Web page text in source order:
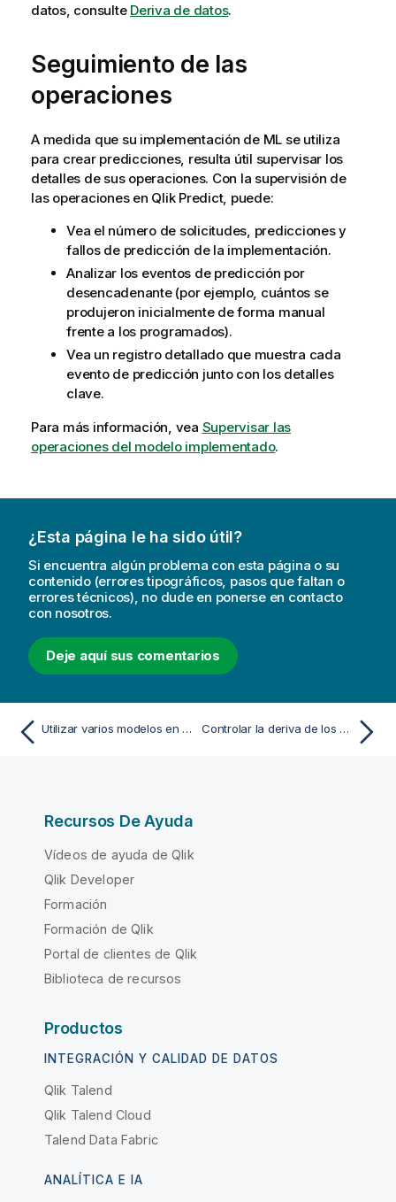
datos, consulte Deriva de datos.
Seguimiento de las
operaciones
A medida que su implementación de ML se utiliza
para crear predicciones, resulta útil supervisar los
detalles de sus operaciones. Con la supervisión de
las operaciones en Qlik Predict, puede:
Vea el número de solicitudes, predicciones y
fallos de predicción de la implementación.
Analizar los eventos de predicción por
desencadenante (por ejemplo, cuántos se
produjeron inicialmente de forma manual
frente a los programados).
Vea un registro detallado que muestra cada
evento de predicción junto con los detalles
clave.
Para más información, vea Supervisar las
operaciones del modelo implementado.
¿Esta página le ha sido útil?
Si encuentra algún problema con esta página o su
contenido (errores tipográficos, pasos que faltan o
errores técnicos), no dude en ponerse en contacto
con nosotros.
Deje aquí sus comentarios
Utilizar varios modelos en su implementación de ML Controlar la deriva de los datos en los modelos implementados
Recursos De Ayuda
Vídeos de ayuda de Qlik
Qlik Developer
Formación
Formación de Qlik
Portal de clientes de Qlik
Biblioteca de recursos
Productos
INTEGRACIÓN Y CALIDAD DE DATOS
Qlik Talend
Qlik Talend Cloud
Talend Data Fabric
ANALÍTICA E IA